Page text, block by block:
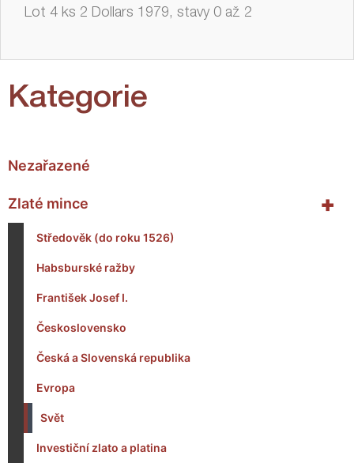
Kategorie
Nezařazené
+
Zlaté mince
Středověk (do roku 1526)
Habsburské ražby
František Josef I.
Československo
Česká a Slovenská republika
Evropa
Svět
Investiční zlato a platina
Lot 4 ks 2 Dollars 1979, stavy 0 až 2